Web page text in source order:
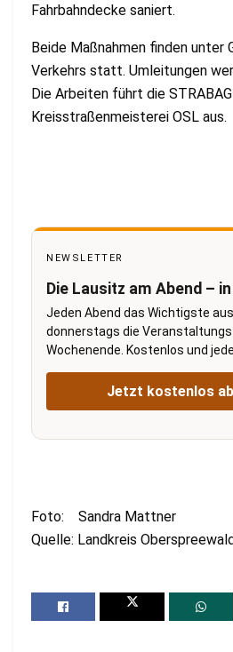
Fahrbahndecke saniert.
Beide Maßnahmen finden unter
Verkehrs statt. Umleitungen
Die Arbeiten führt die
Kreisstraßenmeisterei OSL aus.
NEWSLETTER
Die Lausitz am Abend –
Jeden Abend das Wichtigste
donnerstags die
Wochenende. Kostenlos und
Jetzt kostenlos
Foto: Sandra Mattner
Quelle: Landkreis